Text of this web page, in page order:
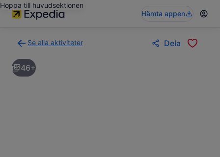
Hoppa till huvudsektionen
Hämta appen
Se alla aktiviteter
tillbaka
till
resultatsidan
Dela
46+